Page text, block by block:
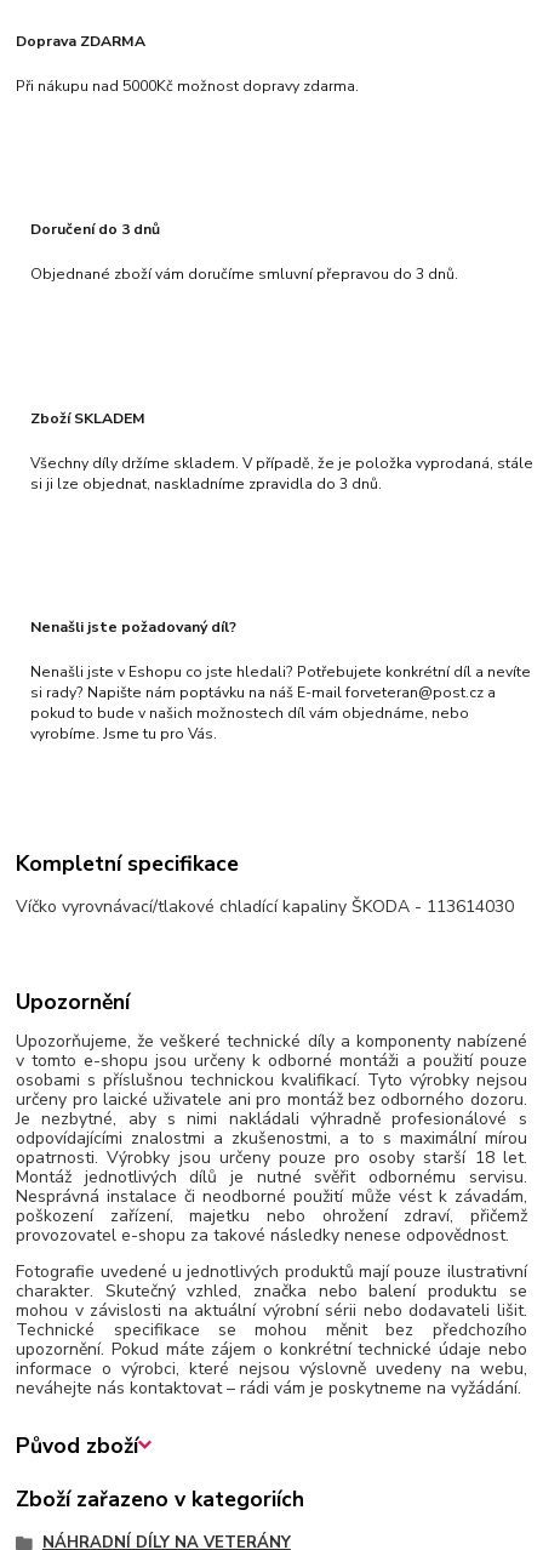
Doprava ZDARMA
Při nákupu nad 5000Kč možnost dopravy zdarma.
Doručení do 3 dnů
Objednané zboží vám doručíme smluvní přepravou do 3 dnů.
Zboží SKLADEM
Všechny díly držíme skladem. V případě, že je položka vyprodaná, stále
si ji lze objednat, naskladníme zpravidla do 3 dnů.
Nenašli jste požadovaný díl?
Nenašli jste v Eshopu co jste hledali? Potřebujete konkrétní díl a nevíte
si rady? Napište nám poptávku na náš E-mail forveteran@post.cz a
pokud to bude v našich možnostech díl vám objednáme, nebo
vyrobíme. Jsme tu pro Vás.
Kompletní specifikace
Víčko vyrovnávací/tlakové chladící kapaliny ŠKODA - 113614030
Upozornění
Upozorňujeme, že veškeré technické díly a komponenty nabízené
v tomto e-shopu jsou určeny k odborné montáži a použití pouze
osobami s příslušnou technickou kvalifikací. Tyto výrobky nejsou
určeny pro laické uživatele ani pro montáž bez odborného dozoru.
Je nezbytné, aby s nimi nakládali výhradně profesionálové s
odpovídajícími znalostmi a zkušenostmi, a to s maximální mírou
opatrnosti. Výrobky jsou určeny pouze pro osoby starší 18 let.
Montáž jednotlivých dílů je nutné svěřit odbornému servisu.
Nesprávná instalace či neodborné použití může vést k závadám,
poškození zařízení, majetku nebo ohrožení zdraví, přičemž
provozovatel e-shopu za takové následky nenese odpovědnost.
Fotografie uvedené u jednotlivých produktů mají pouze ilustrativní
charakter. Skutečný vzhled, značka nebo balení produktu se
mohou v závislosti na aktuální výrobní sérii nebo dodavateli lišit.
Technické specifikace se mohou měnit bez předchozího
upozornění. Pokud máte zájem o konkrétní technické údaje nebo
informace o výrobci, které nejsou výslovně uvedeny na webu,
neváhejte nás kontaktovat – rádi vám je poskytneme na vyžádání.
Původ zboží
Zboží zařazeno v kategoriích
NÁHRADNÍ DÍLY NA VETERÁNY